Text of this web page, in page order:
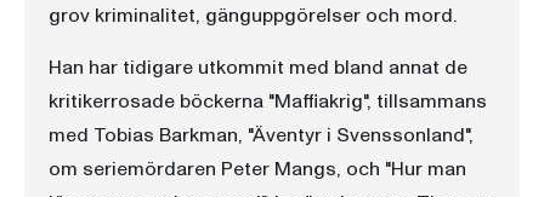
grov kriminalitet, gänguppgörelser och mord.
Han har tidigare utkommit med bland annat de
kritikerrosade böckerna "Maffiakrig", tillsammans
med Tobias Barkman, "Äventyr i Svenssonland",
om seriemördaren Peter Mangs, och "Hur man